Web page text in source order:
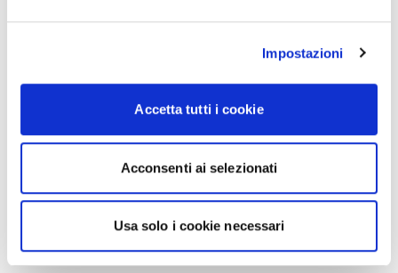
Impostazioni
Accetta tutti i cookie
Acconsenti ai selezionati
Usa solo i cookie necessari